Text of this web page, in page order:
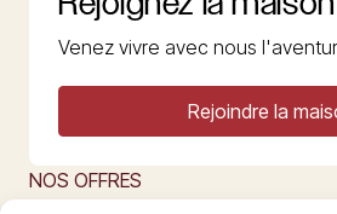
Venez vivre avec nous
Rejoindre la
NOS OFFRES